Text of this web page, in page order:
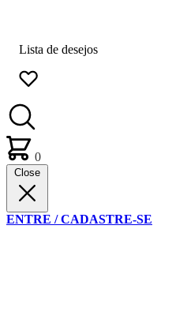
Lista de desejos
0
Close
ENTRE / CADASTRE-SE